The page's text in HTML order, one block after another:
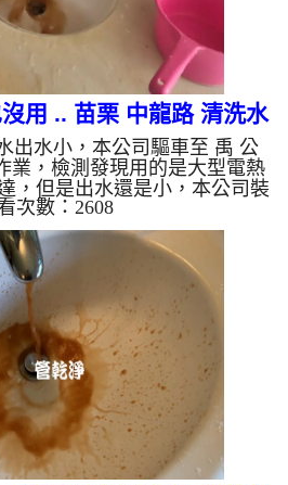
用 .. 苗栗 中龍路 清洗水
管
出水小，本公司驅車至 禹 公
業，檢測發現用的是大型電熱
，但是出水還是小，本公司裝
灌入 檸檬酸 至水管，等了約
，啟動 螺旋波 模式，剛開始
越深，源源不絕，兩個多小時
常了。 如是自來水，如水管
沙堆積，洗出來的水就會是咖
錳，管壁上會結成黑色管垢，
樣黑，有些洗出綠色的水，是
有銅的物質，...
次數：2608